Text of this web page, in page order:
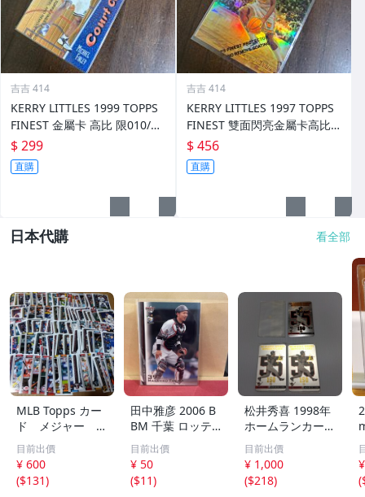
吉吉 414
KERRY LITTLES 1999 TOPPS
FINEST 金屬卡 高比 限010/75
0 前後如圖
$ 299
直購
吉吉 414
KERRY LITTLES 1997 TOPPS
FINEST 雙面閃亮金屬卡高比 R
EF 限135/289 前後如圖
$ 456
直購
日本代購 看全部
MLB Topps カー
ド メジャー 1
00枚 2
目前出價
¥ 600
($131)
田中雅彦 2006 B
BM 千葉 ロッテ
マリーンズ トレ
カ プロ野球 カー
ド M37 スポーツ
アスリート トレ
目前出價
¥ 50
($11)
松井秀喜 1998年
ホームランカード
150号 記念カード
3枚セット 読売ジ
ャイアンツ 日本
テレビ 劇空間プ
目前出價
¥ 1,000
($218)
(